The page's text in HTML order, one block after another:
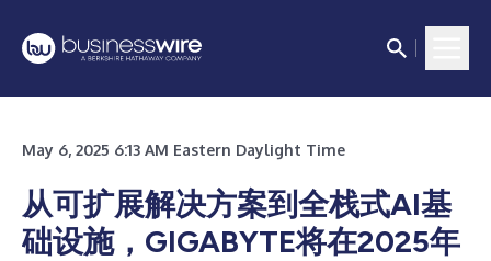
May 6, 2025 6:13 AM Eastern Daylight Time
从可扩展解决方案到全栈式AI基
础设施，GIGABYTE将在2025年